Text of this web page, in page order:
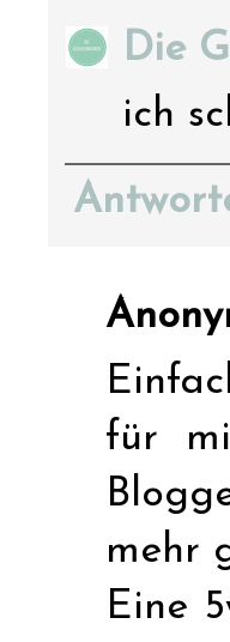
Die
ich
für
mehr
Eine